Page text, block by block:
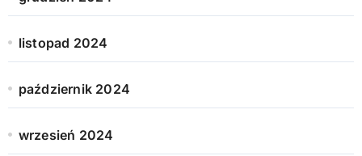
listopad 2024
październik 2024
wrzesień 2024